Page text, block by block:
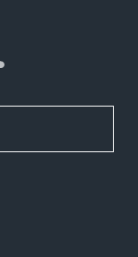
SoundCloud